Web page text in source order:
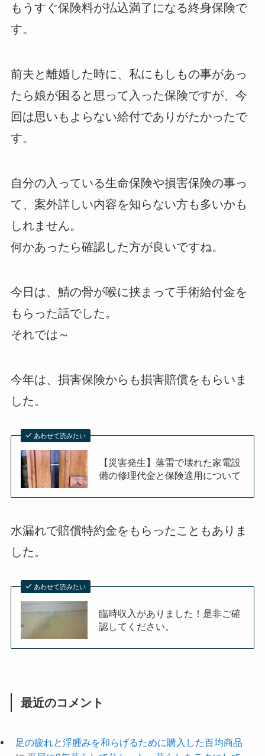
もうすぐ保険料が払込満了になる終身保険で
す。
前夫と離婚した時に、私にもしもの事があっ
たら娘が困ると思って入った保険ですが、今
回は思いもよらない給付でありがたかったで
す。
自分の入っている生命保険や損害保険の事っ
て、案外詳しい内容を知らない方も多いかも
しれません。
何かあったら確認した方が良いですね。
今日は、鯖の骨が喉に挟まって手術給付金を
もらった話でした。
それでは～
今年は、損害保険からも損害賠償をもらいま
した。
あわせて読みたい
【災害発生】落雷で壊れた家電設
備の修理代金と保険適用について
水漏れで賠償特約金をもらったこともありま
した。
あわせて読みたい
臨時収入がありました！是非ご確
認してください。
最近のコメント
足の疲れと浮腫みを和らげるために購入した百均商品